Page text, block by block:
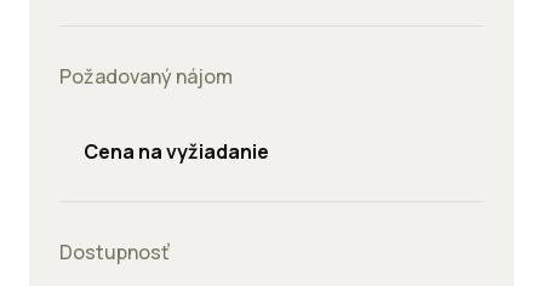
Požadovaný nájom
Cena na vyžiadanie
Dostupnosť